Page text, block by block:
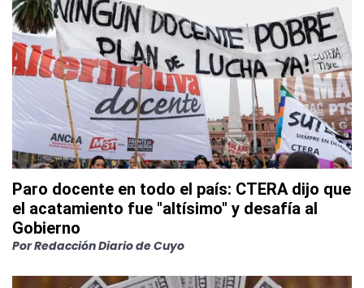
Paro docente en todo el país: CTERA dijo que
el acatamiento fue "altísimo" y desafía al
Gobierno
PorRedacción Diario de Cuyo